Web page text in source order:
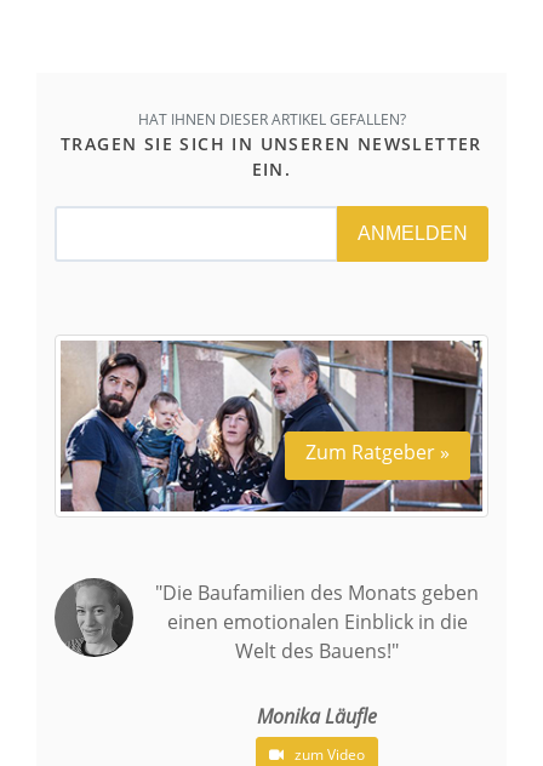
HAT IHNEN DIESER ARTIKEL GEFALLEN?
TRAGEN SIE SICH IN UNSEREN NEWSLETTER
EIN.
ANMELDEN
Zum Ratgeber »
"Die Baufamilien des Monats geben
einen emotionalen Einblick in die
Welt des Bauens!"
Monika Läufle
zum Video